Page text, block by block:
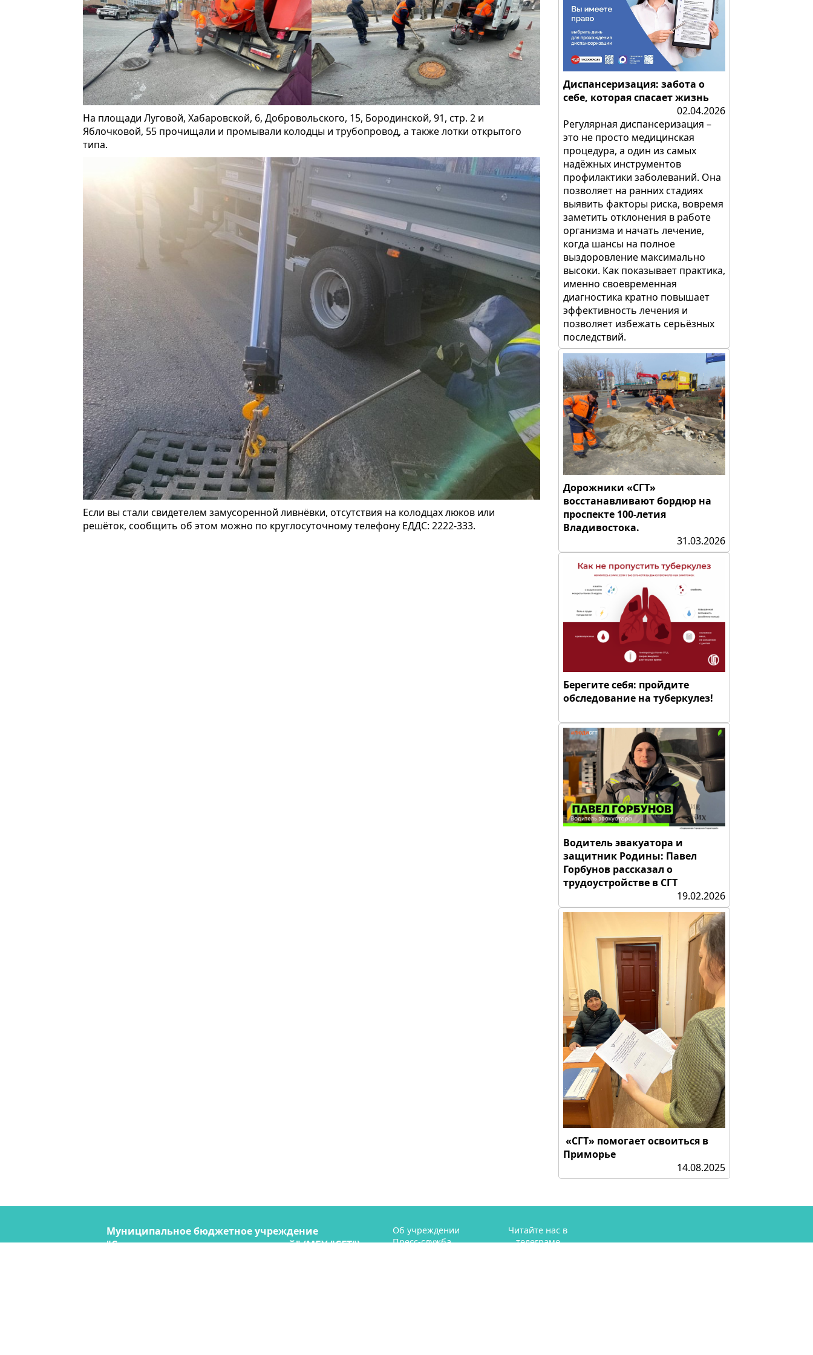
На площади Луговой, Хабаровской, 6, Добровольского, 15, Бородинской, 91, стр. 2 и
Яблочковой, 55 прочищали и промывали колодцы и трубопровод, а также лотки открытого
типа.
Если вы стали свидетелем замусоренной ливнёвки, отсутствия на колодцах люков или
решёток, сообщить об этом можно по круглосуточному телефону ЕДДС: 2222-333.
Диспансеризация: забота о
себе, которая спасает жизнь
02.04.2026
Регулярная диспансеризация –
это не просто медицинская
процедура, а один из самых
надёжных инструментов
профилактики заболеваний. Она
позволяет на ранних стадиях
выявить факторы риска, вовремя
заметить отклонения в работе
организма и начать лечение,
когда шансы на полное
выздоровление максимально
высоки. Как показывает практика,
именно своевременная
диагностика кратно повышает
эффективность лечения и
позволяет избежать серьёзных
последствий.
Дорожники «СГТ»
восстанавливают бордюр на
проспекте 100-летия
Владивостока.
31.03.2026
Берегите себя: пройдите
обследование на туберкулез!
Водитель эвакуатора и
защитник Родины: Павел
Горбунов рассказал о
трудоустройстве в СГТ
19.02.2026
«СГТ» помогает освоиться в
Приморье
14.08.2025
Муниципальное бюджетное учреждение
"Содержание городских территорий" (МБУ "СГТ")
Об учреждении
Пресс-служба
Читайте нас в
телеграме